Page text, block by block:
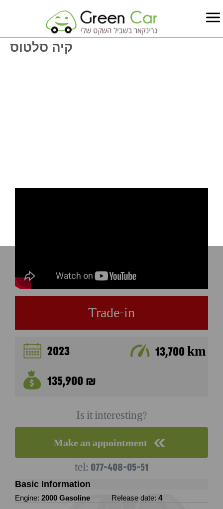
קיה סלטוס
Trade-in
2023
13,700 km
135,900 ₪
Is it interesting?
Make an appointment
tel: 077-408-05-51
Basic Information
Engine: 2000 Gasoline Release date: 4